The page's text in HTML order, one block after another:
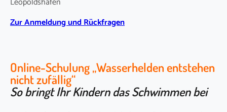
Zur Anmeldung und Rückfragen
Online-Schulung „Wasserhelden entstehen
nicht zufällig“
So bringt Ihr Kindern das Schwimmen bei